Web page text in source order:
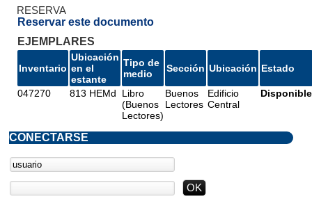
RESERVA
Reservar este documento
EJEMPLARES
Inventario
Ubicación
en el
estante
Tipo de
medio
Sección Ubicación Estado
047270 813 HEMd
Libro
(Buenos
Lectores)
Buenos
Lectores
Edificio
Central
Disponible
CONECTARSE